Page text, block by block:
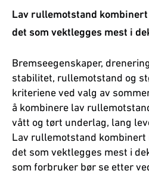
Lav rullemotstand
det som vektlegges mest i
Bremseegenskaper,
stabilitet, rullemotstand og
kriteriene ved valg av
å kombinere lav
vått og tørt underlag, lang
Lav rullemotstand
det som vektlegges mest i
som forbruker bør se etter